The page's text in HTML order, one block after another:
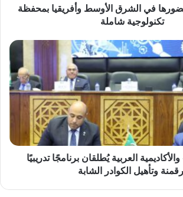
في الشرق الأوسط وأفريقيا بمحفظة
تكنولوجية شاملة
العربية يُطلقان برنامجًا تدريبيًا
وتأهيل الكوادر الشابة